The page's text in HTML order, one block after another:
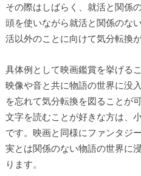
その際はしばらく、就活と関係
頭を使いながら就活と関係のな
活以外のことに向けて気分転換
具体例として映画鑑賞を挙げる
映像や音と共に物語の世界に没
を忘れて気分転換を図ることが
文字を読むことが好きな方は、
です。映画と同様にファンタジ
実とは関係のない物語の世界に
ります。